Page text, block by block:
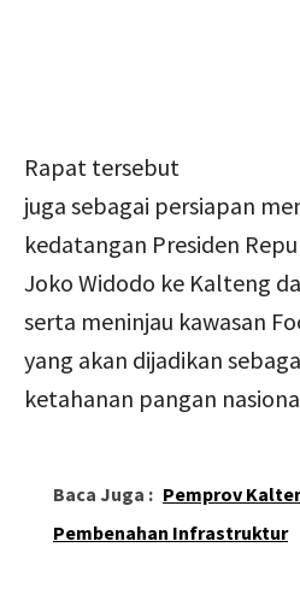
Rapat tersebut
juga sebagai persiapan
kedatangan Presiden
Joko Widodo ke Kalteng
serta meninjau kawasan
yang akan dijadikan
ketahanan pangan
Baca Juga : Pemprov
Pembenahan Infrastruktur